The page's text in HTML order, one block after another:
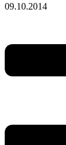
09.10.2014